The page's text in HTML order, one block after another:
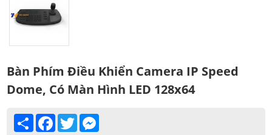
Bàn Phím Điều Khiển Camera IP Speed
Dome, Có Màn Hình LED 128x64
Share Facebook
Twitter